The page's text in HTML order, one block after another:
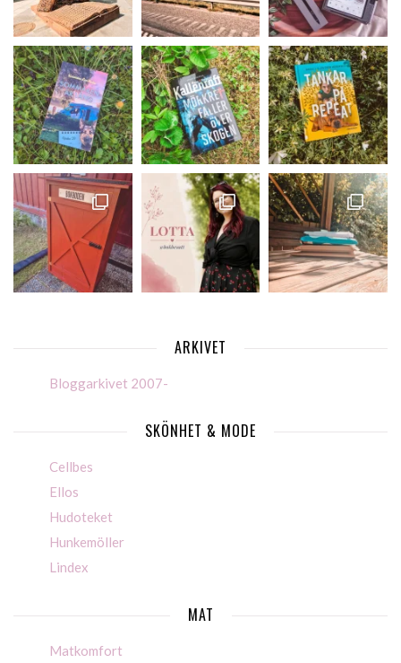
ARKIVET
Bloggarkivet 2007-
SKÖNHET & MODE
Cellbes
Ellos
Hudoteket
Hunkemöller
Lindex
MAT
Matkomfort